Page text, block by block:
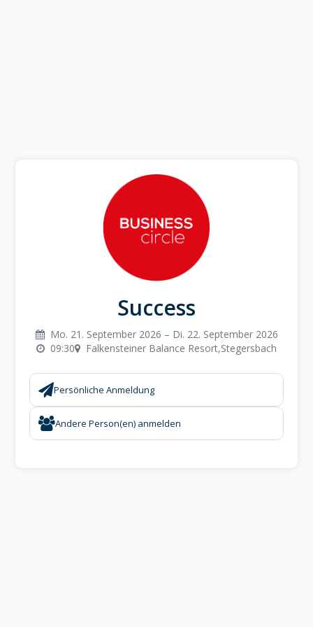
Success
Mo. 21. September 2026 – Di. 22. September 2026
09:30
Falkensteiner Balance Resort,Stegersbach
Persönliche Anmeldung
Andere Person(en) anmelden